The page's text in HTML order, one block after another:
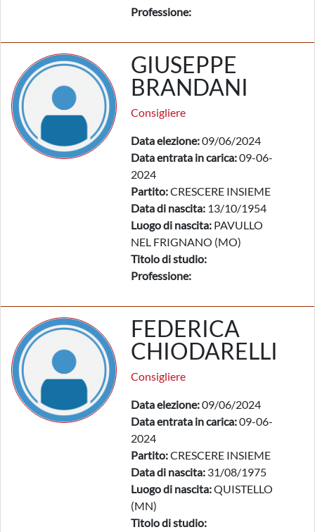
Professione:
GIUSEPPE
BRANDANI
Consigliere
Data elezione:09/06/2024
Data entrata in carica:09-06-
2024
Partito:CRESCERE INSIEME
Data di nascita: 13/10/1954
Luogo di nascita: PAVULLO
NEL FRIGNANO (MO)
Titolo di studio:
Professione:
FEDERICA
CHIODARELLI
Consigliere
Data elezione:09/06/2024
Data entrata in carica:09-06-
2024
Partito:CRESCERE INSIEME
Data di nascita: 31/08/1975
Luogo di nascita:QUISTELLO
(MN)
Titolo di studio: